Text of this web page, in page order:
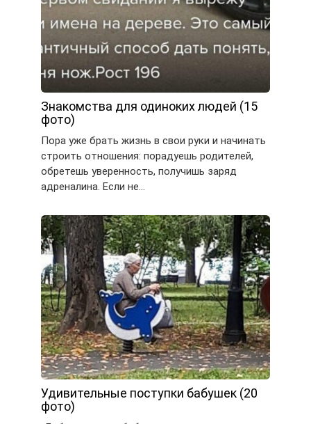
Знакомства для одиноких людей (15
фото)
Пора уже брать жизнь в свои руки и начинать
строить отношения: порадуешь родителей,
обретешь уверенность, получишь заряд
адреналина. Если не…
Удивительные поступки бабушек (20
фото)